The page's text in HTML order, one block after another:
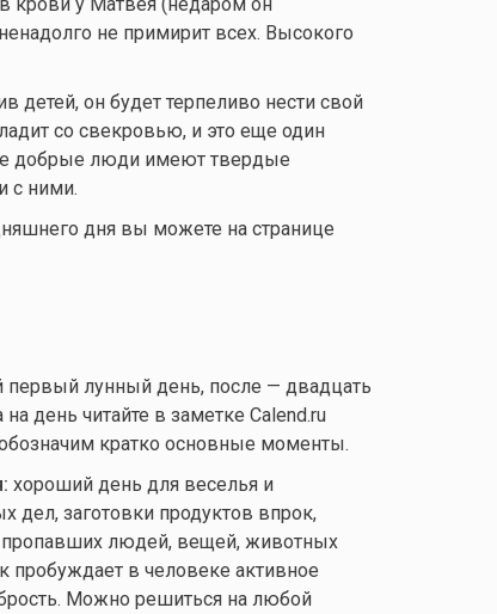
не примирит всех. Высокого
детей, он будет терпеливо нести свой
со свекровью, и это еще один
добрые люди имеют твердые
с ними.
дня вы можете на странице
лунный день, после — двадцать
день читайте в заметке Calend.ru
кратко основные моменты.
хороший день для веселья и
дел, заготовки продуктов впрок,
пропавших людей, вещей, животных
пробуждает в человеке активное
Можно решиться на любой